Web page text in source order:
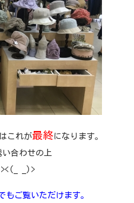
これが最終になります。
い合わせの上
_)>
もご覧いただけます。